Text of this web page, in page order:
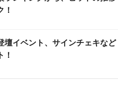
！
壇イベント、サインチェキなど
！